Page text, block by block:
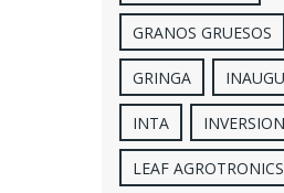
GRANOS GRUESOS
GRINGA
INTA
LEAF AGROTRONICS